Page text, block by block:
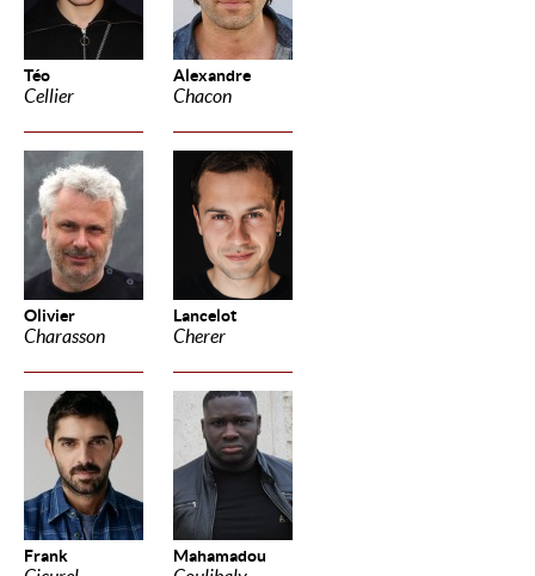
Téo
Cellier
Alexandre
Chacon
Olivier
Charasson
Lancelot
Cherer
Frank Mahamadou